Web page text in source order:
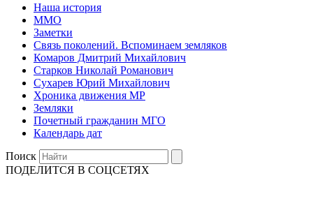
Наша история
ММО
Заметки
Связь поколений. Вспоминаем земляков
Комаров Дмитрий Михайлович
Старков Николай Романович
Сухарев Юрий Михайлович
Хроника движения МР
Земляки
Почетный гражданин МГО
Календарь дат
Поиск
ПОДЕЛИТСЯ В СОЦСЕТЯХ